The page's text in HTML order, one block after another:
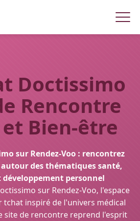
Doctissimo
Rencontre
Bien-être
sur Rendez-Voo : rencontrez
des thématiques santé,
développement personnel
sur Rendez-Voo, l'espace
tchat inspiré de l'univers médical
site de rencontre reprend l'esprit